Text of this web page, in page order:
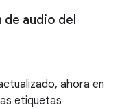
audio del
ahora en
etiquetas